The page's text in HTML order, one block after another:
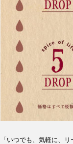
「いつでも、気軽に、